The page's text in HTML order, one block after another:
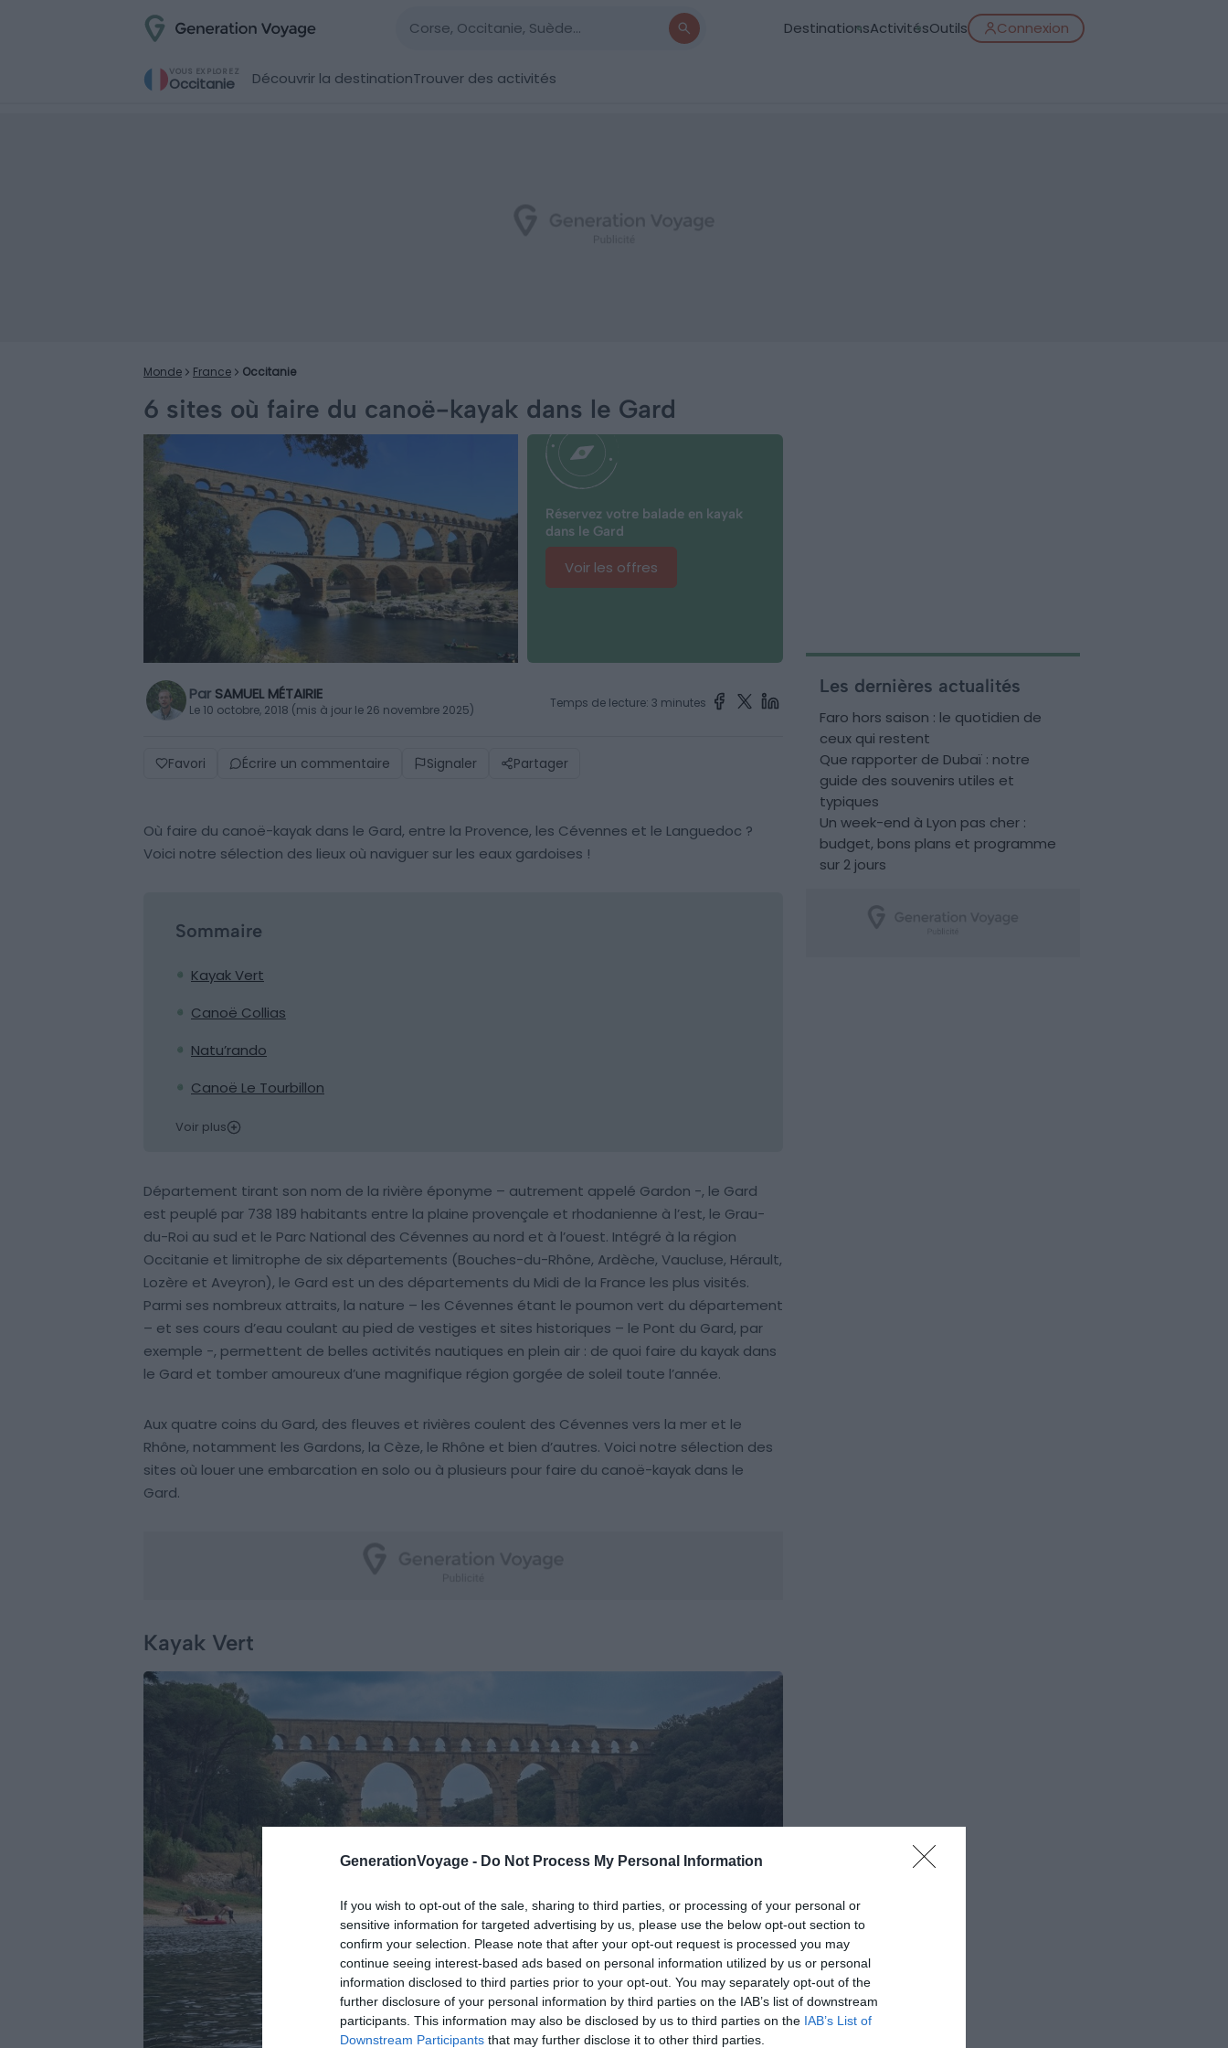
GenerationVoyage - Do Not Process My Personal Information
If you wish to opt-out of the sale, sharing to third parties, or processing of your personal or
sensitive information for targeted advertising by us, please use the below opt-out section to
confirm your selection. Please note that after your opt-out request is processed you may
continue seeing interest-based ads based on personal information utilized by us or personal
information disclosed to third parties prior to your opt-out. You may separately opt-out of the
further disclosure of your personal information by third parties on the IAB’s list of downstream
participants. This information may also be disclosed by us to third parties on the IAB’s List of
Downstream Participants that may further disclose it to other third parties.
DestinationsActivitésOutils Connexion
VOUS EXPLOREZ
Occitanie Découvrir la destinationTrouver des activités
Monde France Occitanie
6 sites où faire du canoë-kayak dans le Gard
Réservez votre balade en kayak
dans le Gard
Voir les offres
Par SAMUEL MÉTAIRIE
Le 10 octobre, 2018 (mis à jour le 26 novembre 2025) Temps de lecture: 3 minutes
Favori Écrire un commentaire Signaler Partager
Où faire du canoë-kayak dans le Gard, entre la Provence, les Cévennes et le Languedoc ?
Voici notre sélection des lieux où naviguer sur les eaux gardoises !
Sommaire
Kayak Vert
Canoë Collias
Natu’rando
Canoë Le Tourbillon
Voir plus
Département tirant son nom de la rivière éponyme – autrement appelé Gardon -, le Gard
est peuplé par 738 189 habitants entre la plaine provençale et rhodanienne à l’est, le Grau-
du-Roi au sud et le Parc National des Cévennes au nord et à l’ouest. Intégré à la région
Occitanie et limitrophe de six départements (Bouches-du-Rhône, Ardèche, Vaucluse, Hérault,
Lozère et Aveyron), le Gard est un des départements du Midi de la France les plus visités.
Parmi ses nombreux attraits, la nature – les Cévennes étant le poumon vert du département
– et ses cours d’eau coulant au pied de vestiges et sites historiques – le Pont du Gard, par
exemple -, permettent de belles activités nautiques en plein air : de quoi faire du kayak dans
le Gard et tomber amoureux d’une magnifique région gorgée de soleil toute l’année.
Aux quatre coins du Gard, des fleuves et rivières coulent des Cévennes vers la mer et le
Rhône, notamment les Gardons, la Cèze, le Rhône et bien d’autres. Voici notre sélection des
sites où louer une embarcation en solo ou à plusieurs pour faire du canoë-kayak dans le
Gard.
Kayak Vert
Les dernières actualités
Faro hors saison : le quotidien de
ceux qui restent
Que rapporter de Dubaï : notre
guide des souvenirs utiles et
typiques
Un week-end à Lyon pas cher :
budget, bons plans et programme
sur 2 jours